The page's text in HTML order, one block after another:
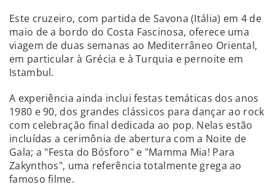
Este cruzeiro, com partida de Savona (Itália) em 4 de
maio de a bordo do Costa Fascinosa, oferece uma
viagem de duas semanas ao Mediterrâneo Oriental,
em particular à Grécia e à Turquia e pernoite em
Istambul.
A experiência ainda inclui festas temáticas dos anos
1980 e 90, dos grandes clássicos para dançar ao rock
com celebração final dedicada ao pop. Nelas estão
incluídas a cerimônia de abertura com a Noite de
Gala; a "Festa do Bósforo" e "Mamma Mia! Para
Zakynthos", uma referência totalmente grega ao
famoso filme.